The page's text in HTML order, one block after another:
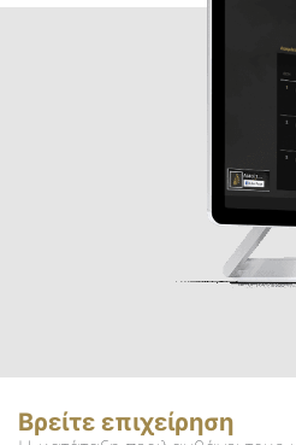
Βρείτε επιχείρηση